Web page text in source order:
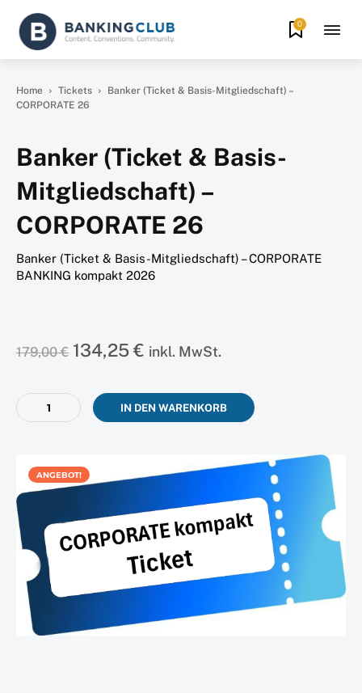
0
ANGEBOT!
Home Tickets
Banker (Ticket & Basis-Mitgliedschaft) –
CORPORATE 26
Banker (Ticket & Basis-
Mitgliedschaft) –
CORPORATE 26
Banker (Ticket & Basis-Mitgliedschaft) – CORPORATE
BANKING kompakt 2026
179,00€ Ursprünglicher
Preis
179,00 €
134,25€ Aktueller
134,25 €.
inkl. MwSt.
Banker
(Ticket
Mitgliedschaft)
CORPORATE
26
Menge
IN DEN WARENKORB